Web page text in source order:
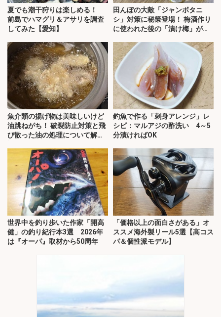
夏でも潮干狩りは楽しめる！
前島でハマグリ＆アサリを調査
してみた【愛知】
田んぼの大敵「ジャンボタニ
シ」対策に秘策登場！ 梅酒作り
に使われた後の「漬け梅」が効
魚介類の揚げ物は美味しいけど
油跳ねがち！ 破裂防止対策と飛
び散った油の処理について解
釣魚で作る「刺身アレンジ」レ
シピ：マルアジの酢洗い 4～5
分漬ければOK
世界中を釣り歩いた作家「開高
健」の釣り紀行本3選 2026年
は『オーパ』取材から50周年
「価格以上の面白さがある」オ
ススメ海外製リール5選【高コス
パ＆個性派モデル】